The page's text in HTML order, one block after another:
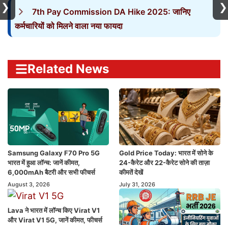
7th Pay Commission DA Hike 2025: जानिए
कर्मचारियों को मिलने वाला नया फायदा
Related News
Samsung Galaxy F70 Pro 5G
भारत में हुआ लॉन्च: जानें कीमत,
6,000mAh बैटरी और सभी फीचर्स
August 3, 2026
Gold Price Today: भारत में सोने के
24-कैरेट और 22-कैरेट सोने की ताज़ा
कीमतें देखें
July 31, 2026
Lava ने भारत में लॉन्च किए Virat V1
और Virat V1 5G, जानें कीमत, फीचर्स
❯ ❯